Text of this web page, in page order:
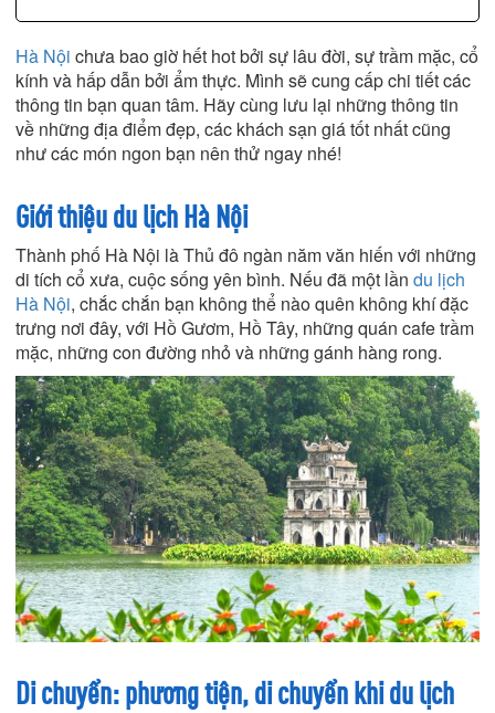
Hà Nội chưa bao giờ hết hot bởi sự lâu đời, sự trầm mặc, cổ
kính và hấp dẫn bởi ẩm thực. Mình sẽ cung cấp chi tiết các
thông tin bạn quan tâm. Hãy cùng lưu lại những thông tin
về những địa điểm đẹp, các khách sạn giá tốt nhất cũng
như các món ngon bạn nên thử ngay nhé!
Giới thiệu du lịch Hà Nội
Thành phố Hà Nội là Thủ đô ngàn năm văn hiến với những
di tích cổ xưa, cuộc sống yên bình. Nếu đã một lần du lịch
Hà Nội, chắc chắn bạn không thể nào quên không khí đặc
trưng nơi đây, với Hồ Gươm, Hồ Tây, những quán cafe trầm
mặc, những con đường nhỏ và những gánh hàng rong.
Di chuyển: phương tiện, di chuyển khi du lịch